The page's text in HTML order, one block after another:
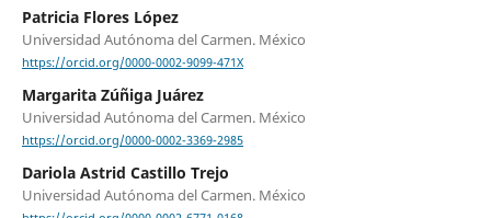
Patricia Flores López
Universidad Autónoma del Carmen. México
https://orcid.org/0000-0002-9099-471X
Margarita Zúñiga Juárez
Universidad Autónoma del Carmen. México
https://orcid.org/0000-0002-3369-2985
Dariola Astrid Castillo Trejo
Universidad Autónoma del Carmen. México